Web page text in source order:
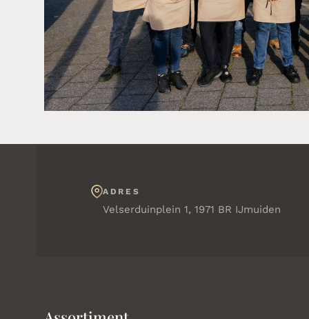
ADRES
Velserduinplein 1, 1971 BR IJmuiden